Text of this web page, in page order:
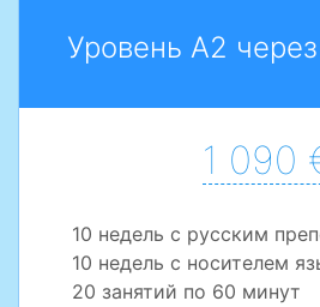
Уровень A2
1 090
10 недель с русским
10 недель с носителем
20 занятий по 60 минут